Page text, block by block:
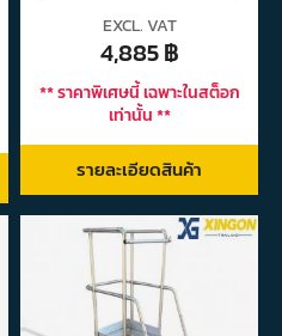
EXCL. VAT
4,885฿
** ราคาพิเศษนี้ เฉพาะในสต็อก
เท่านั้น **
รายละเอียดสินค้า